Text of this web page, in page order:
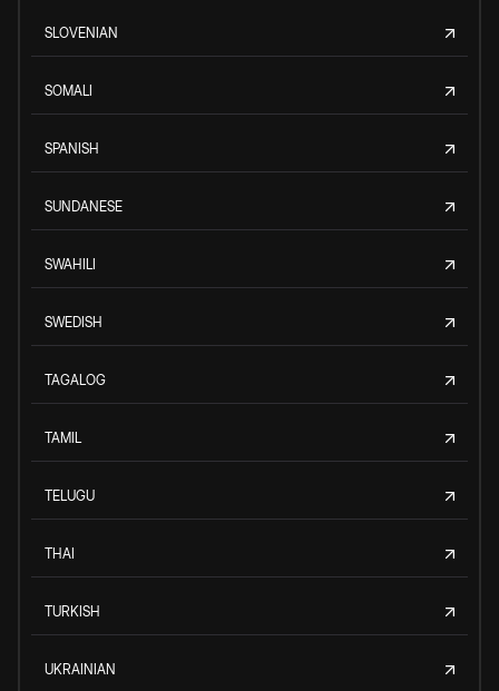
SLOVENIAN
SOMALI
SPANISH
SUNDANESE
SWAHILI
SWEDISH
TAGALOG
TAMIL
TELUGU
THAI
TURKISH
UKRAINIAN